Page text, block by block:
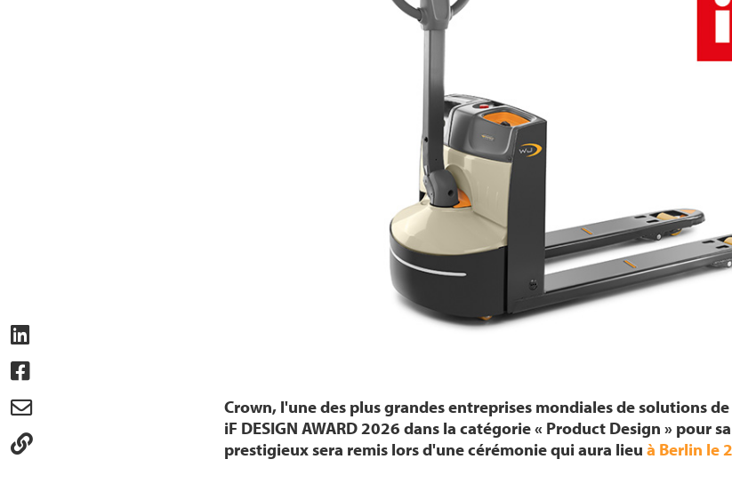
Crown, l'une des plus grandes entreprises mondiales de solutions
iF DESIGN AWARD 2026 dans la catégorie « Product Design » pour
prestigieux sera remis lors d'une cérémonie qui aura lieu à Berlin le